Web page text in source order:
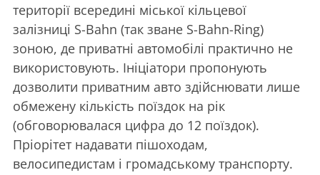
території всередині міської кільцевої
залізниці S-Bahn (так зване S-Bahn-Ring)
зоною, де приватні автомобілі практично не
використовують. Ініціатори пропонують
дозволити приватним авто здійснювати лише
обмежену кількість поїздок на рік
(обговорювалася цифра до 12 поїздок).
Пріорітет надавати пішоходам,
велосипедистам і громадському транспорту.